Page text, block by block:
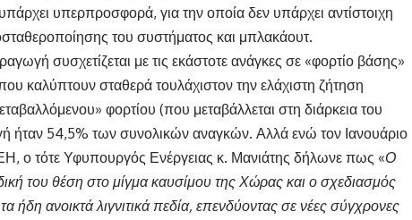
υπερπροσφορά, για την οποία δεν υπάρχει αντίστοιχη
του συστήματος και μπλακάουτ.
συσχετίζεται με τις εκάστοτε ανάγκες σε «φορτίο βάσης»
καλύπτουν σταθερά τουλάχιστον την ελάχιστη ζήτηση
φορτίου (που μεταβάλλεται στη διάρκεια του
ήταν 54,5% των συνολικών αναγκών. Αλλά ενώ τον Ιανουάριο
ο τότε Υφυπουργός Ενέργειας κ. Μανιάτης δήλωνε πως «Ο
δική του θέση στο μίγμα καυσίμου της Χώρας και ο σχεδιασμός
ήδη ανοικτά λιγνιτικά πεδία, επενδύοντας σε νέες σύγχρονες